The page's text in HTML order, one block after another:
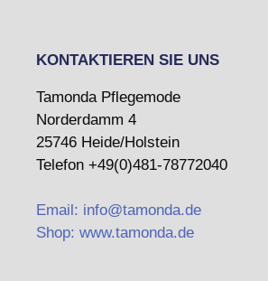
KONTAKTIEREN SIE UNS
Tamonda Pflegemode
Norderdamm 4
25746 Heide/Holstein
Telefon +49(0)481-78772040
Email: info@tamonda.de
Shop: www.tamonda.de